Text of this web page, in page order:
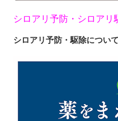
シロアリ予防・シロアリ
シロアリ予防・駆除につい